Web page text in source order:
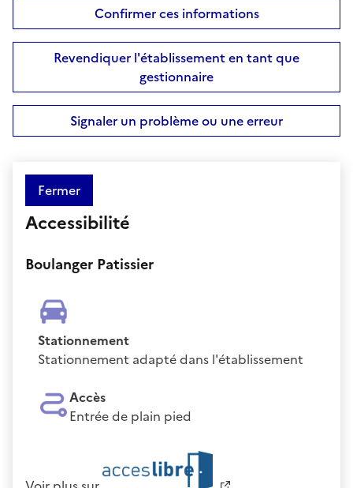
Confirmer ces informations
Revendiquer l'établissement en tant que
gestionnaire
Signaler un problème ou une erreur
Fermer
Accessibilité
Boulanger Patissier
Stationnement
Stationnement adapté dans l'établissement
Accès
Entrée de plain pied